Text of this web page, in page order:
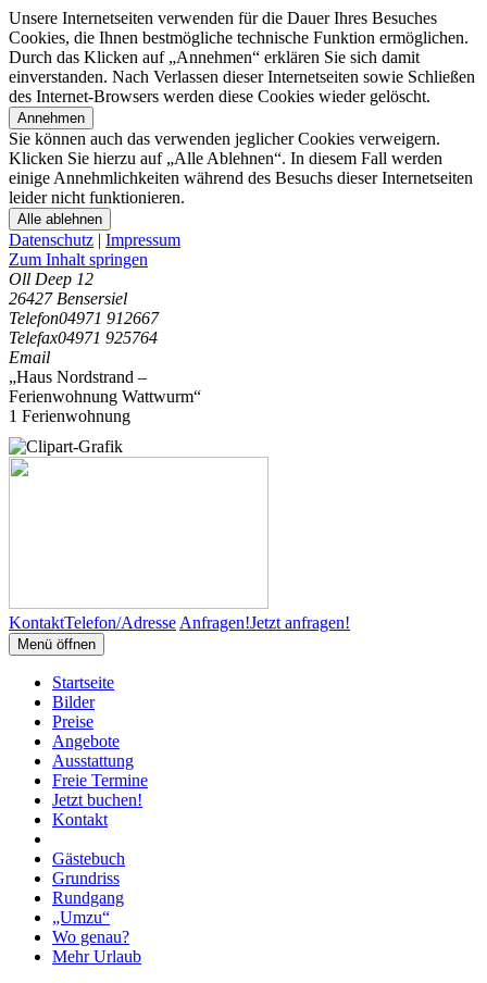
Unsere Internetseiten verwenden für die Dauer Ihres Besuches
Cookies, die Ihnen bestmögliche technische Funktion ermöglichen.
Durch das Klicken auf „Annehmen“ erklären Sie sich damit
einverstanden. Nach Verlassen dieser Internetseiten sowie Schließen
des Internet-Browsers werden diese Cookies wieder gelöscht.
Annehmen
Sie können auch das verwenden jeglicher Cookies verweigern.
Klicken Sie hierzu auf „Alle Ablehnen“. In diesem Fall werden
einige Annehmlichkeiten während des Besuchs dieser Internetseiten
leider nicht funktionieren.
Alle ablehnen
Datenschutz | Impressum
Zum Inhalt springen
Oll Deep 12
26427 Bensersiel
Telefon04971 912667
Telefax04971 925764
Email
„Haus Nordstrand –
Ferienwohnung Wattwurm“
1 Ferienwohnung
KontaktTelefon/Adresse Anfragen!Jetzt anfragen!
Menü öffnen
Startseite
Bilder
Preise
Angebote
Ausstattung
Freie Termine
Jetzt buchen!
Kontakt
Gästebuch
Grundriss
Rundgang
„Umzu“
Wo genau?
Mehr Urlaub